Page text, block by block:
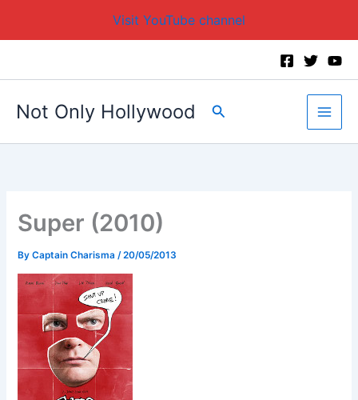
Visit YouTube channel
Not Only Hollywood Search
Super (2010)
ByCaptain Charisma /20/05/2013